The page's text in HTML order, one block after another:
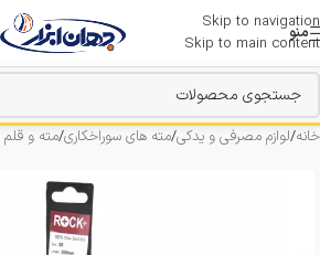
Skip to navigation
Skip to main content
منو
خانه/لوازم مصرفی و یدکی/مته های سوراخکاری/مته و قلم